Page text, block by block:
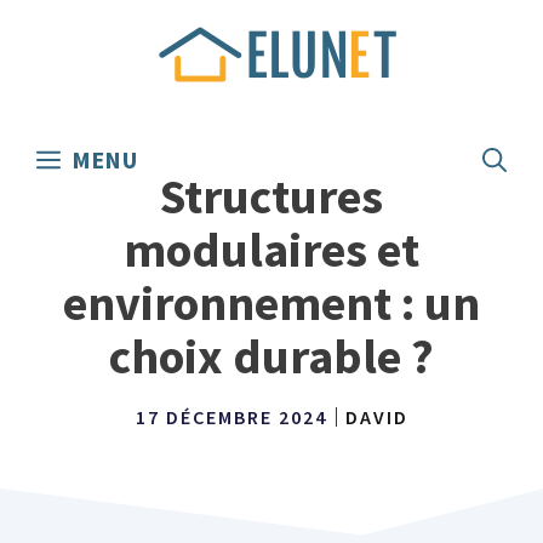
MENU
Structures
modulaires et
environnement : un
choix durable ?
17 DÉCEMBRE 2024 DAVID